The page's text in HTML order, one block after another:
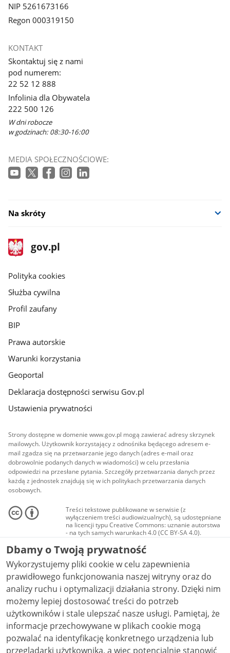
NIP 5261673166
Regon 000319150
KONTAKT
Skontaktuj się z nami
pod numerem:
22 52 12 888
Infolinia dla Obywatela
222 500 126
W dni robocze
w godzinach: 08:30-16:00
MEDIA SPOŁECZNOŚCIOWE:
Na skróty
stopka
gov.pl
Strona
gov.pl
gov.pl
Polityka cookies
Służba cywilna
Profil zaufany
BIP
Prawa autorskie
Warunki korzystania
Geoportal
Deklaracja dostępności serwisu Gov.pl
Ustawienia prywatności
Strony dostępne w domenie www.gov.pl mogą zawierać adresy skrzynek
mailowych. Użytkownik korzystający z odnośnika będącego adresem e-
mail zgadza się na przetwarzanie jego danych (adres e-mail oraz
dobrowolnie podanych danych w wiadomości) w celu przesłania
odpowiedzi na przesłane pytania. Szczegóły przetwarzania danych przez
każdą z jednostek znajdują się w ich politykach przetwarzania danych
osobowych.
Treści tekstowe publikowane w serwisie (z
wyłączeniem treści audiowizualnych), są udostępniane
na licencji typu Creative Commons: uznanie autorstwa
- na tych samych warunkach 4.0 (CC BY-SA 4.0).
Materiały audiowizualne, w tym zdjęcia, materiały
audio i wideo, są udostępniane na licencji typu
Creative Commons: uznanie autorstwa użycie
niekomercyjne - bez utworów zależnych 4.0 (CC BY-
NC-ND 4.0), o ile nie jest to stwierdzone inaczej.
Dbamy o Twoją prywatność
Wykorzystujemy pliki cookie w celu zapewnienia
prawidłowego funkcjonowania naszej witryny oraz do
analizy ruchu i optymalizacji działania strony. Dzięki nim
możemy lepiej dostosować treści do potrzeb
użytkowników i stale ulepszać nasze usługi. Pamiętaj, że
informacje przechowywane w plikach cookie mogą
pozwalać na identyfikację konkretnego urządzenia lub
przeglądarki użytkownika, a więc potencjalnie stanowić